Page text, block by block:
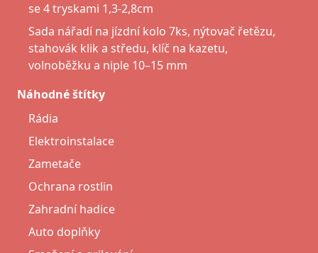
se 4 tryskami 1,3-2,8cm
Sada nářadí na jízdní kolo 7ks, nýtovač řetězu,
stahovák klik a středu, klíč na kazetu,
volnoběžku a niple 10–15 mm
Náhodné štítky
Rádia
Elektroinstalace
Zametače
Ochrana rostlin
Zahradní hadice
Auto doplňky